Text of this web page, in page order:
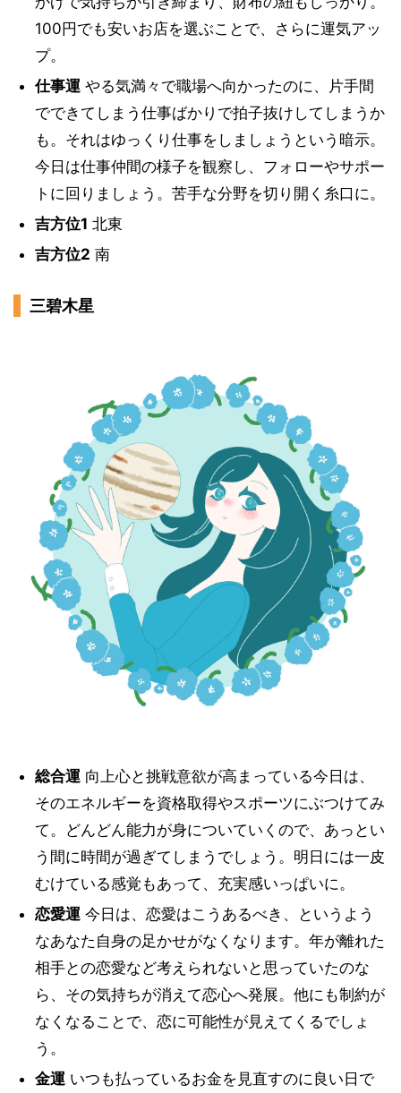
100円でも安いお店を選ぶことで、さらに運気アッ
プ。
仕事運やる気満々で職場へ向かったのに、片手間
でできてしまう仕事ばかりで拍子抜けしてしまうか
も。それはゆっくり仕事をしましょうという暗示。
今日は仕事仲間の様子を観察し、フォローやサポー
トに回りましょう。苦手な分野を切り開く糸口に。
吉方位1 北東
吉方位2 南
三碧木星
総合運向上心と挑戦意欲が高まっている今日は、
そのエネルギーを資格取得やスポーツにぶつけてみ
て。どんどん能力が身についていくので、あっとい
う間に時間が過ぎてしまうでしょう。明日には一皮
むけている感覚もあって、充実感いっぱいに。
恋愛運今日は、恋愛はこうあるべき、というよう
なあなた自身の足かせがなくなります。年が離れた
相手との恋愛など考えられないと思っていたのな
ら、その気持ちが消えて恋心へ発展。他にも制約が
なくなることで、恋に可能性が見えてくるでしょ
う。
金運いつも払っているお金を見直すのに良い日で